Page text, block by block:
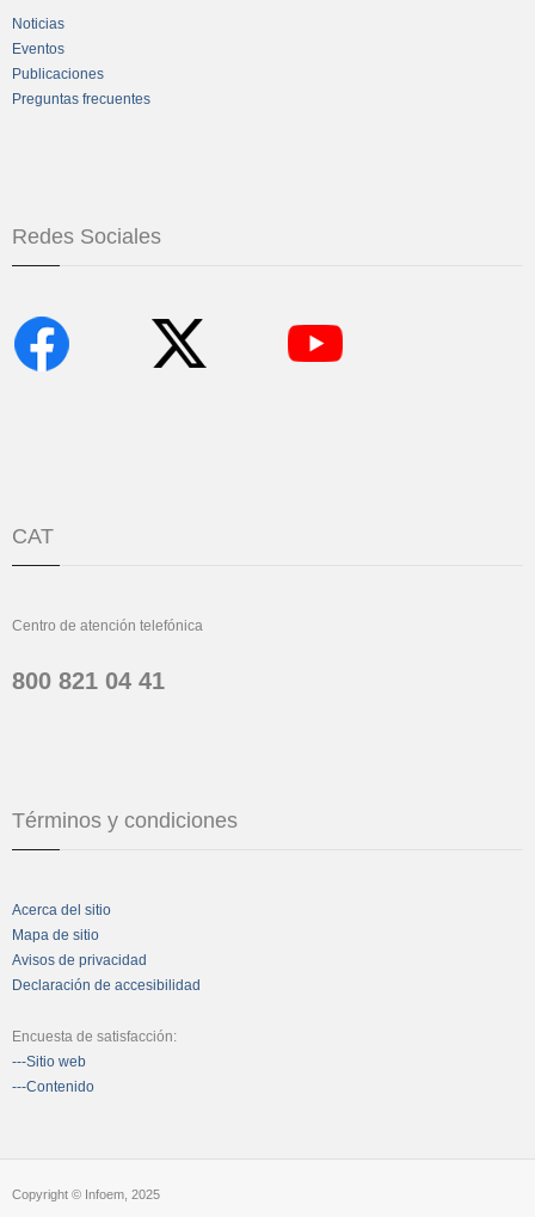
Noticias
Eventos
Publicaciones
Preguntas frecuentes
Redes Sociales
CAT
Centro de atención telefónica
800 821 04 41
Términos y condiciones
Acerca del sitio
Mapa de sitio
Avisos de privacidad
Declaración de accesibilidad
Encuesta de satisfacción:
---Sitio web
---Contenido
Copyright © Infoem, 2025